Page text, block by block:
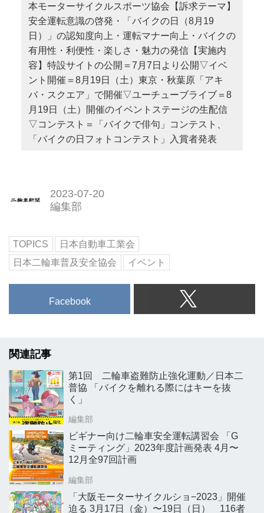
本モーターサイクルスポーツ協会【訴求テーマ】
安全運転意識の啓発・「バイクの日（8月19
日）」の認知度向上・運転マナー向上・バイクの
有用性・利便性・楽しさ・魅力の発信【実施内
容】特設サイトの公開＝7月7日より公開▽イベ
ント開催＝8月19日（土）東京・秋葉原「アキ
バ・スクエア」で開催▽ユーチューブライブ＝8
月19日（土）開催のイベントステージの生配信
▽コンテスト＝「バイクで俳句」コンテスト、
「バイクの日フォトコンテスト」入賞者発表
2023-07-20
編集部
TOPICS
日本自動車工業会
日本二輪車普及安全協会
イベント
Facebook
関連記事
第1回 二輪車盗難防止強化運動／日本二
普協 「バイクを離れる際にはキーを抜
く」
編集部
ビギナー向け二輪車安全運転講習会 「G
ミーティング」2023年度計画発表 4月〜
12月全97回計画
編集部
「大阪モーターサイクルショ−2023」開催
迫る 3月17日（金）〜19日（日） 116者